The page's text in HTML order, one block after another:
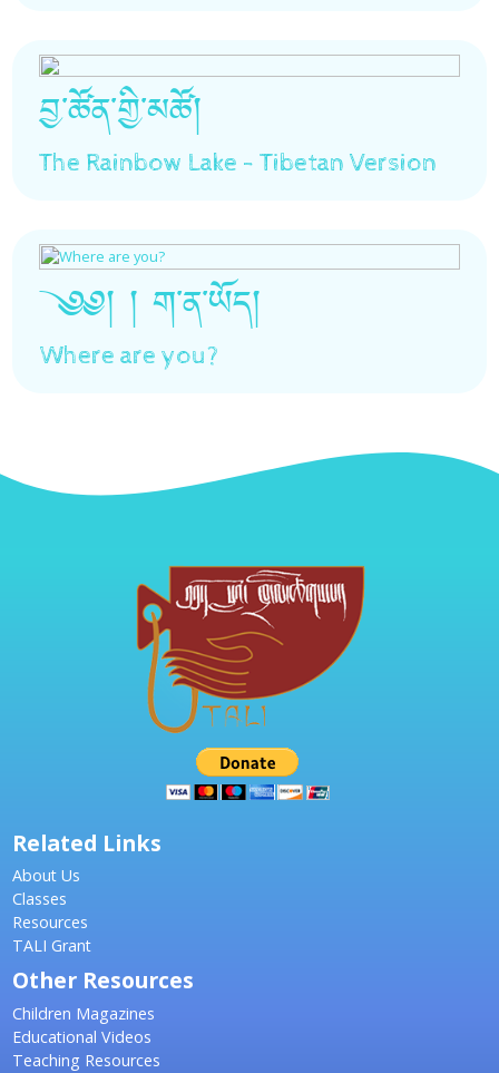
བྱ་ཚོན་གྱི་མཚོ།
The Rainbow Lake - Tibetan Version
༄༅། ། ག་ན་ཡོད།
Where are you?
Related Links
About Us
Classes
Resources
TALI Grant
Other Resources
Children Magazines
Educational Videos
Teaching Resources